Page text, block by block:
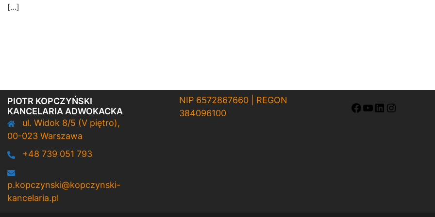
[…]
PIOTR KOPCZYŃSKI
KANCELARIA ADWOKACKA
ul. Widok 8/5 (V piętro),
00-023 Warszawa
+48 739 051 793
p.kopczynski@kopczynski-
kancelaria.pl
NIP 6572867660 | REGON
384096100
Facebook
YouTube
LinkedIn